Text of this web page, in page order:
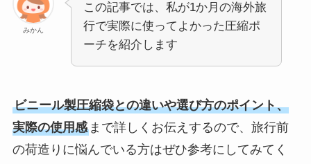
みかん
この記事では、私が1か月の海外旅
行で実際に使ってよかった圧縮ポ
ーチを紹介します
ビニール製圧縮袋との違いや選び方のポイント、
実際の使用感まで詳しくお伝えするので、旅行前
の荷造りに悩んでいる方はぜひ参考にしてみてく